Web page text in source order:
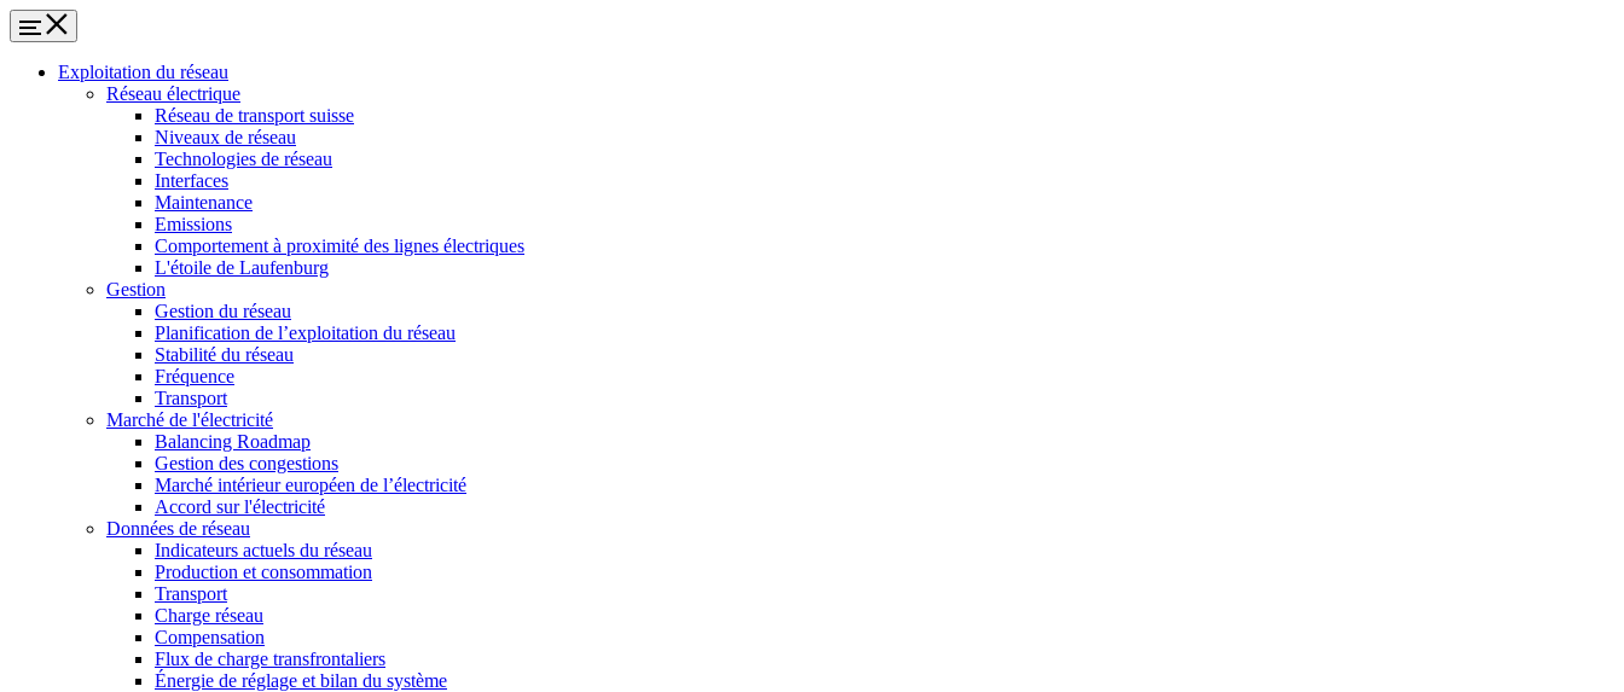
Exploitation du réseau
Réseau électrique
Réseau de transport suisse
Niveaux de réseau
Technologies de réseau
Interfaces
Maintenance
Emissions
Comportement à proximité des lignes électriques
L'étoile de Laufenburg
Gestion
Gestion du réseau
Planification de l’exploitation du réseau
Stabilité du réseau
Fréquence
Transport
Marché de l'électricité
Balancing Roadmap
Gestion des congestions
Marché intérieur européen de l’électricité
Accord sur l'électricité
Données de réseau
Indicateurs actuels du réseau
Production et consommation
Transport
Charge réseau
Compensation
Flux de charge transfrontaliers
Énergie de réglage et bilan du système